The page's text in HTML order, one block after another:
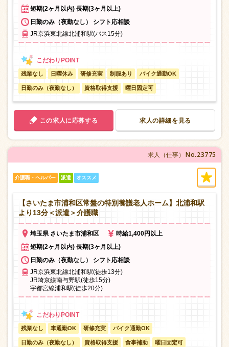
短期(2ヶ月以内) 長期(3ヶ月以上)
日勤のみ（夜勤なし） シフト応相談
JR京浜東北線北浦和駅(バス15分)
残業なし 日曜休み 研修充実 制服あり バイク通勤OK
日勤のみ（夜勤なし） 資格取得支援 曜日固定可
この求人に応募する 求人の詳細を見る
求人（仕事） No.23775
介護職・ヘルパー 派遣 オススメ
【さいたま市浦和区常盤の特別養護老人ホーム】北浦和駅
より13分＜派遣＞介護職
埼玉県 さいたま市浦和区
時給1,400円以上
短期(2ヶ月以内) 長期(3ヶ月以上)
日勤のみ（夜勤なし） シフト応相談
JR京浜東北線北浦和駅(徒歩13分)
JR埼京線南与野駅(徒歩15分)
宇都宮線浦和駅(徒歩20分)
残業なし 車通勤OK 研修充実 バイク通勤OK
日勤のみ（夜勤なし） 資格取得支援 食事補助 曜日固定可